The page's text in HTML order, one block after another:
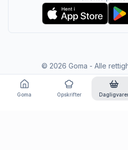
© 2026 Goma - Alle
Goma Opskrifter